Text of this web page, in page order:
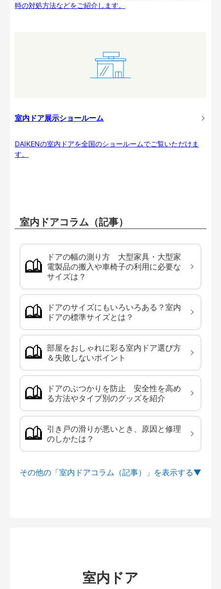
時の対処方法などをご紹介します。
室内ドア展示ショールーム
DAIKENの室内ドアを全国のショールームでご覧いただけま
す。
室内ドアコラム（記事）
ドアの幅の測り方 大型家具・大型家
電製品の搬入や車椅子の利用に必要な
サイズは？
ドアのサイズにもいろいろある？室内
ドアの標準サイズとは？
部屋をおしゃれに彩る室内ドア選び方
＆失敗しないポイント
ドアのぶつかりを防止 安全性を高め
る方法やタイプ別のグッズを紹介
引き戸の滑りが悪いとき、原因と修理
のしかたは？
その他の「室内ドアコラム（記事）」を
室内ドア